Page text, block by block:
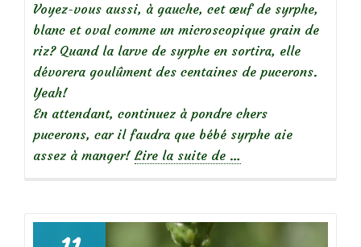
Voyez-vous aussi, à gauche, cet œuf de syrphe,
blanc et oval comme un microscopique grain de
riz? Quand la larve de syrphe en sortira, elle
dévorera goulûment des centaines de pucerons.
Yeah!
En attendant, continuez à pondre chers
pucerons, car il faudra que bébé syrphe aie
assez à manger! Lire la suite de à
…